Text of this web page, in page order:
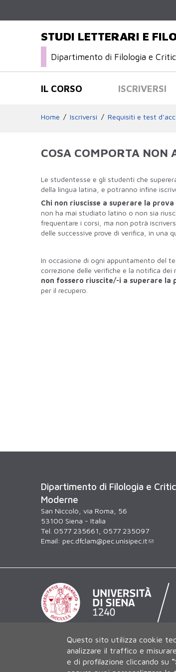
STUDI LETTERARI E
Dipartimento di Filologia e
IL CORSO ISCRIVERSI
Home Iscriversi Requisiti e test
COSA COMPORTA NON
Le studentesse e gli studenti che
della lingua latina, e potranno infine
Chi non riuscisse a superare la
non ha mai studiato latino o non sia
frequentare i corsi, ma non potrà
delle successive prove di verifica, in una
In occasione di ogni appuntamento del
correzione delle verifiche e la notifica dei
non fossero riuscite/-i a superare la
per il recupero.
Dipartimento di Filologia e
Moderne
San Niccolò, via Roma, 56
53100 Siena - Italia
Tel. 0577 235661, 0577 235097
Email: pec.dfclam@pec.unisipec.it
Questo sito utilizza cookie
analizzare il traffico e
e di profilazione cliccando su